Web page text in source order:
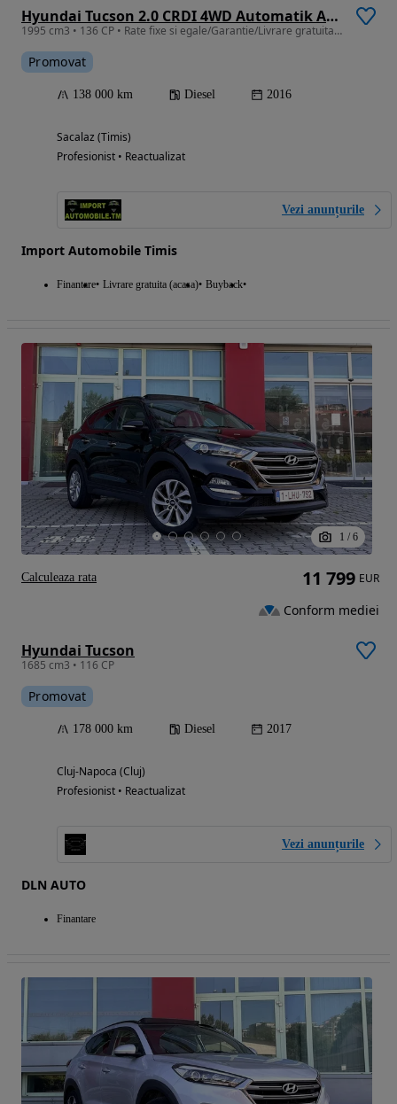
Hyundai Tucson 2.0 CRDI 4WD Automatik Advantage
1995 cm3 • 136 CP • Rate fixe si egale/Garantie/Livrare gratuita la domiciliu
Promovat
138 000 km Diesel 2016
Sacalaz (Timis)
Profesionist • Reactualizat
Vezi anunțurile
Import Automobile Timis
Finantare Livrare gratuita (acasa) Buyback
1 / 6
Hyundai Tucson
1685 cm3 • 116 CP
Promovat
178 000 km Diesel 2017
Cluj-Napoca (Cluj)
Profesionist • Reactualizat
Vezi anunțurile
DLN AUTO
Finantare
11 799 EUR
Conform mediei
Calculeaza rata